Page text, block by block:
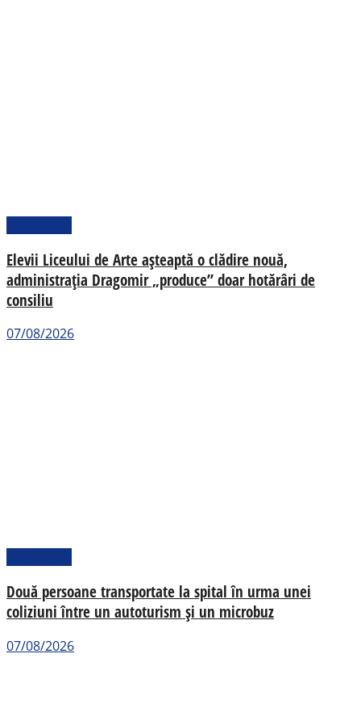
Elevii Liceului de Arte așteaptă o clădire nouă,
administrația Dragomir „produce” doar hotărâri de
consiliu
07/08/2026
Două persoane transportate la spital în urma unei
coliziuni între un autoturism și un microbuz
07/08/2026